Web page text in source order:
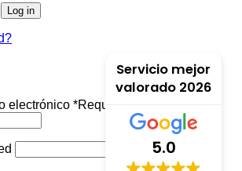
Servicio mejor
valorado 2026
5.0
Log in
electrónico *Required